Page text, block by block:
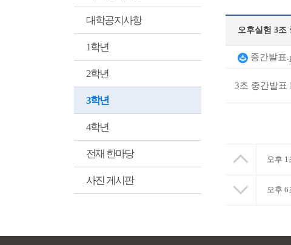
대학공지사항
1학년
2학년
3학년
4학년
전재 한마당
사진 게시판
오후실험 3조
중간발표
3조 중간발표
오후 1
오후 6